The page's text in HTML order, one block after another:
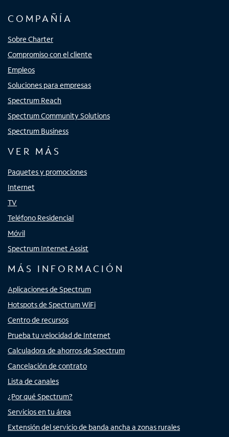
COMPAÑÍA
Sobre Charter
Compromiso con el cliente
Empleos
Soluciones para empresas
Spectrum Reach
Spectrum Community Solutions
Spectrum Business
VER MÁS
Paquetes y promociones
Internet
TV
Teléfono Residencial
Móvil
Spectrum Internet Assist
MÁS INFORMACIÓN
Aplicaciones de Spectrum
Hotspots de Spectrum WiFi
Centro de recursos
Prueba tu velocidad de Internet
Calculadora de ahorros de Spectrum
Cancelación de contrato
Lista de canales
¿Por qué Spectrum?
Servicios en tu área
Extensión del servicio de banda ancha a zonas rurales